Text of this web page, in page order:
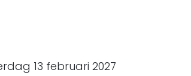
13 februari 2027